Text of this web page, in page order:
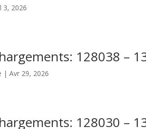
3, 2026
128038 –
|Avr 29, 2026
128030 –